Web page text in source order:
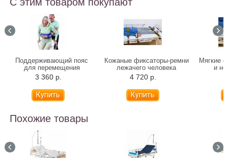
Поддерживающий пояс
для перемещения
больного
3 360 р.
Кожаные фиксаторы-ремни
лежачего человека
4 720 р.
Мягкие
и
Похожие товары